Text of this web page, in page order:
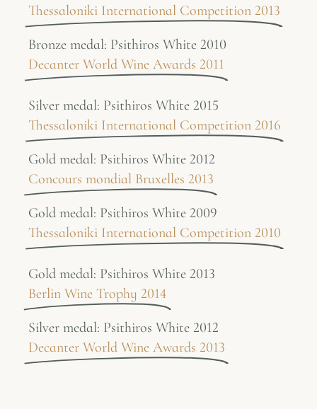
Thessaloniki International Competition 2013
Bronze medal: Psithiros White 2010
Decanter World Wine Awards 2011
Silver medal: Psithiros White 2015
Thessaloniki International Competition 2016
Gold medal: Psithiros White 2012
Concours mondial Bruxelles 2013
Gold medal: Psithiros White 2009
Thessaloniki International Competition 2010
Gold medal: Psithiros White 2013
Berlin Wine Trophy 2014
Silver medal: Psithiros White 2012
Decanter World Wine Awards 2013